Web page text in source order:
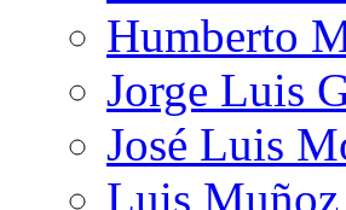
Humberto
Jorge Luis
José Luis
Luis Muñoz